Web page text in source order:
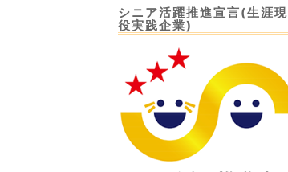
シニア活躍推進宣言(生涯現
役実践企業)